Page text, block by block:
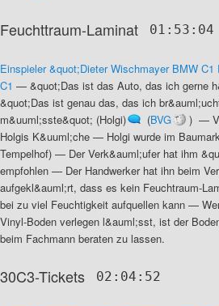
Feuchttraum-Laminat 01:53:04
Einspieler &quot;Dieter Wischmayer BMW C1
C1 — &quot;Das ist das Auto, das ich gerne
&quot;Das ist genau das, das ich
m&uuml;sste&quot; (Holgi)
(BVG ) —
Holgis K&uuml;che — Holgi wurde im
Tempelhof) — Der Verk&auml;ufer hat ihm
empfohlen — Der Handwerker hat ihn beim
aufgekl&auml;rt, dass es kein Feuchtraum-
bei zu viel Feuchtigkeit aufquellen kann —
Vinyl-Boden verlegen l&auml;sst, ist der
beim Fachmann beraten zu lassen.
30C3-Tickets 02:04:52